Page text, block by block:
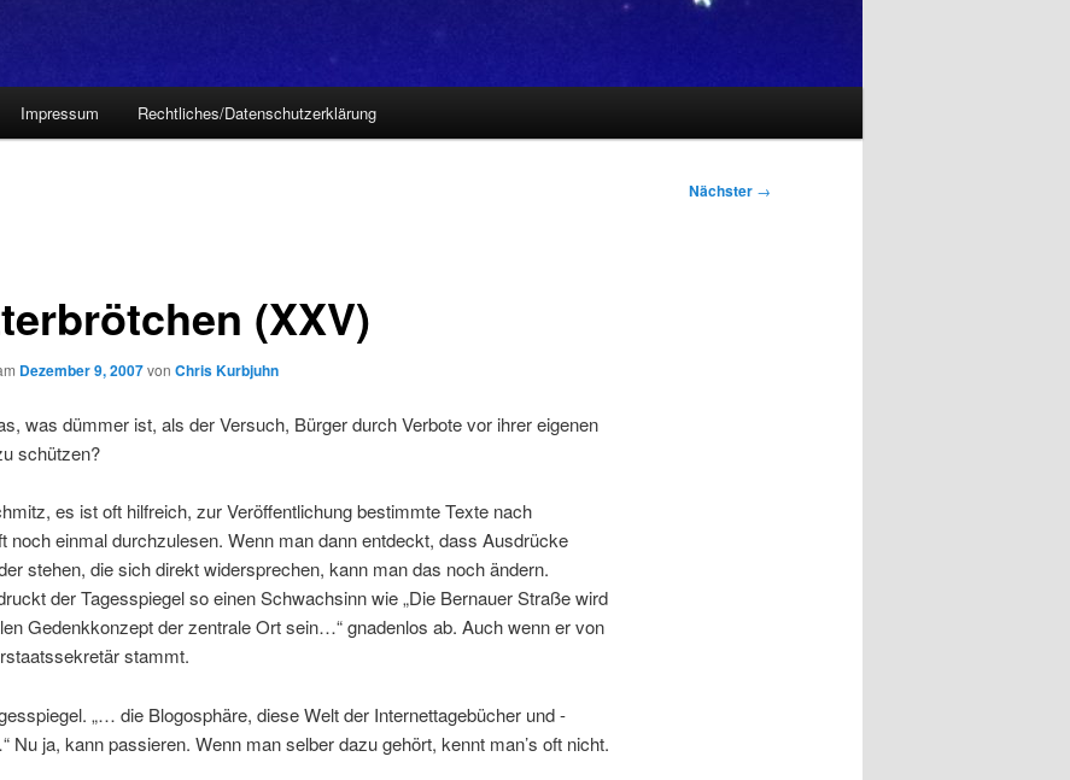
Impressum Rechtliches/Datenschutzerklärung
Nächster →
(XXV)
Dezember 9, 2007von Chris Kurbjuhn
was dümmer ist, als der Versuch, Bürger durch Verbote vor ihrer eigenen
schützen?
es ist oft hilfreich, zur Veröffentlichung bestimmte Texte nach
noch einmal durchzulesen. Wenn man dann entdeckt, dass Ausdrücke
stehen, die sich direkt widersprechen, kann man das noch ändern.
der Tagesspiegel so einen Schwachsinn wie „Die Bernauer Straße wird
Gedenkkonzept der zentrale Ort sein…“ gnadenlos ab. Auch wenn er von
stammt.
„… die Blogosphäre, diese Welt der Internettagebücher und -
Nu ja, kann passieren. Wenn man selber dazu gehört, kennt man’s oft nicht.